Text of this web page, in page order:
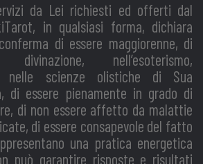
da Lei richiesti ed offerti dal
in qualsiasi forma, dichiara
di essere maggiorenne, di
nell’esoterismo,
nelle scienze olistiche di Sua
di essere pienamente in grado di
di non essere affetto da malattie
di essere consapevole del fatto
una pratica energetica
può garantire risposte e risultati